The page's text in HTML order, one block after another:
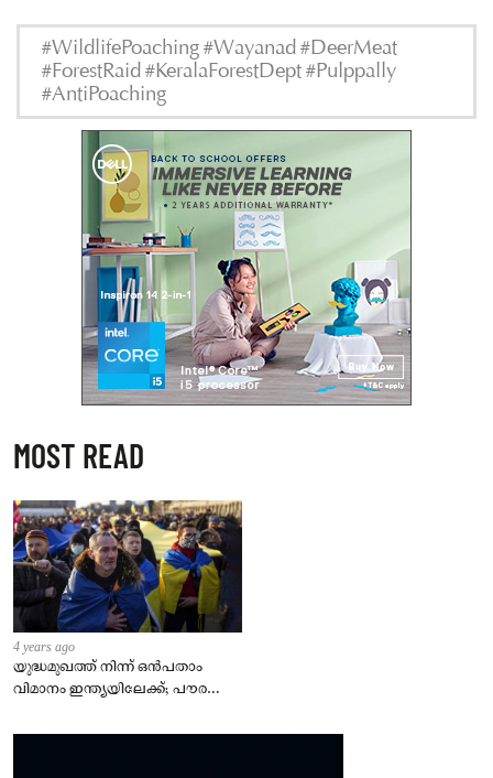
#WildlifePoaching #Wayanad #DeerMeat
#ForestRaid #KeralaForestDept #Pulppally
#AntiPoaching
MOST READ
4 years ago
യുദ്ധമുഖത്ത് നിന്ന് ഒൻപതാം
വിമാനം ഇന്ത്യയിലേക്ക്; പൗരന്മാർ
– കേന്ദ്രം